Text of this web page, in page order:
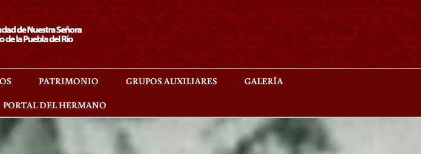
PATRIMONIO GRUPOS AUXILIARES GALERÍA
PORTAL DEL HERMANO